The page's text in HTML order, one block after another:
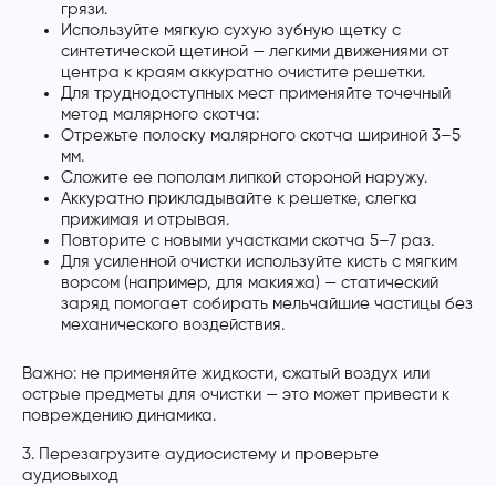
грязи.
Используйте мягкую сухую зубную щетку с
синтетической щетиной — легкими движениями от
центра к краям аккуратно очистите решетки.
Для труднодоступных мест применяйте точечный
метод малярного скотча:
Отрежьте полоску малярного скотча шириной 3–5
мм.
Сложите ее пополам липкой стороной наружу.
Аккуратно прикладывайте к решетке, слегка
прижимая и отрывая.
Повторите с новыми участками скотча 5–7 раз.
Для усиленной очистки используйте кисть с мягким
ворсом (например, для макияжа) — статический
заряд помогает собирать мельчайшие частицы без
механического воздействия.
Важно: не применяйте жидкости, сжатый воздух или
острые предметы для очистки — это может привести к
повреждению динамика.
3. Перезагрузите аудиосистему и проверьте
аудиовыход